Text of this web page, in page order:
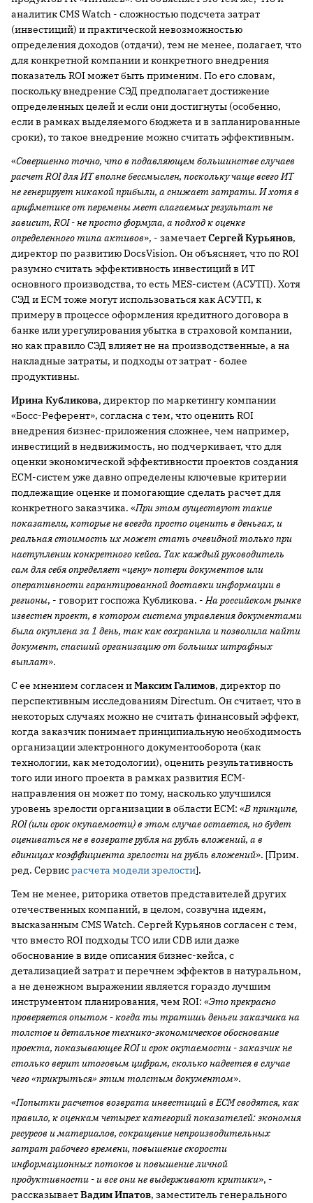
аналитик CMS Watch - сложностью подсчета затрат
(инвестиций) и практической невозможностью
определения доходов (отдачи), тем не менее, полагает, что
для конкретной компании и конкретного внедрения
показатель ROI может быть применим. По его словам,
поскольку внедрение СЭД предполагает достижение
определенных целей и если они достигнуты (особенно,
если в рамках выделяемого бюджета и в запланированные
сроки), то такое внедрение можно считать эффективным.
«Совершенно точно, что в подавляющем большинстве случаев
расчетROI для ИТ вполне бессмыслен, поскольку чаще всего ИТ
не генерирует никакой прибыли, а снижает затраты. И хотя в
арифметике от перемены мест слагаемых результат не
зависит,ROI - не просто формула, а подход к оценке
определенного типа активов», - замечаетСергей Курьянов,
директор по развитию DocsVision. Он объясняет, что по ROI
разумно считать эффективность инвестиций в ИТ
основного производства, то есть MES-систем (АСУТП). Хотя
СЭД и ECM тоже могут использоваться как АСУТП, к
примеру в процессе оформления кредитного договора в
банке или урегулирования убытка в страховой компании,
но как правило СЭД влияет не на производственные, а на
накладные затраты, и подходы от затрат - более
продуктивны.
Ирина Кубликова, директор по маркетингу компании
«Босс-Референт», согласна с тем, что оценить ROI
внедрения бизнес-приложения сложнее, чем например,
инвестиций в недвижимость, но подчеркивает, что для
оценки экономической эффективности проектов создания
ECM-систем уже давно определены ключевые критерии
подлежащие оценке и помогающие сделать расчет для
конкретного заказчика. «При этом существуют такие
показатели, которые не всегда просто оценить в деньгах, и
реальная стоимость их может стать очевидной только при
наступлении конкретного кейса. Так каждый руководитель
сам для себя определяет«цену»потери документов или
оперативности гарантированной доставки информации в
регионы, - говорит госпожа Кубликова. -На российском рынке
известен проект, в котором система управления документами
была окуплена за 1 день, так как сохранила и позволила найти
документ, спасший организацию от больших штрафных
выплат».
С ее мнением согласен иМаксим Галимов, директор по
перспективным исследованиям Directum. Он считает, что в
некоторых случаях можно не считать финансовый эффект,
когда заказчик понимает принципиальную необходимость
организации электронного документооборота (как
технологии, как методологии), оценить результативность
того или иного проекта в рамках развития ECM-
направления он может по тому, насколько улучшился
уровень зрелости организации в области ECM: «В принципе,
ROI (или срок окупаемости) в этом случае остается, но будет
оцениваться не в возврате рубля на рубль вложений, а в
единицах коэффициента зрелости на рубль вложений». [Прим.
ред. Сервисрасчета модели зрелости].
Тем не менее, риторика ответов представителей других
отечественных компаний, в целом, созвучна идеям,
высказанным CMS Watch. Сергей Курьянов согласен с тем,
что вместо ROI подходы TCO или CDB или даже
обоснование в виде описания бизнес-кейса, с
детализацией затрат и перечнем эффектов в натуральном,
а не денежном выражении является гораздо лучшим
инструментом планирования, чем ROI: «Это прекрасно
проверяется опытом - когда ты тратишь деньги заказчика на
толстое и детальное технико-экономическое обоснование
проекта, показывающееROI и срок окупаемости - заказчик не
столько верит итоговым цифрам, сколько надеется в случае
чего «прикрыться» этим толстым документом».
«Попытки расчетов возврата инвестиций в ЕСМ сводятся, как
правило, к оценкам четырех категорий показателей: экономия
ресурсов и материалов, сокращение непроизводительных
затрат рабочего времени, повышение скорости
информационных потоков и повышение личной
продуктивности - и все они не выдерживают критики», -
рассказываетВадим Ипатов, заместитель генерального